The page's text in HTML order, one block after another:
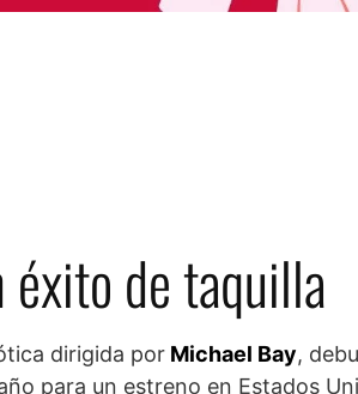
de taquilla
dirigida por Michael Bay,
para un estreno en Estados